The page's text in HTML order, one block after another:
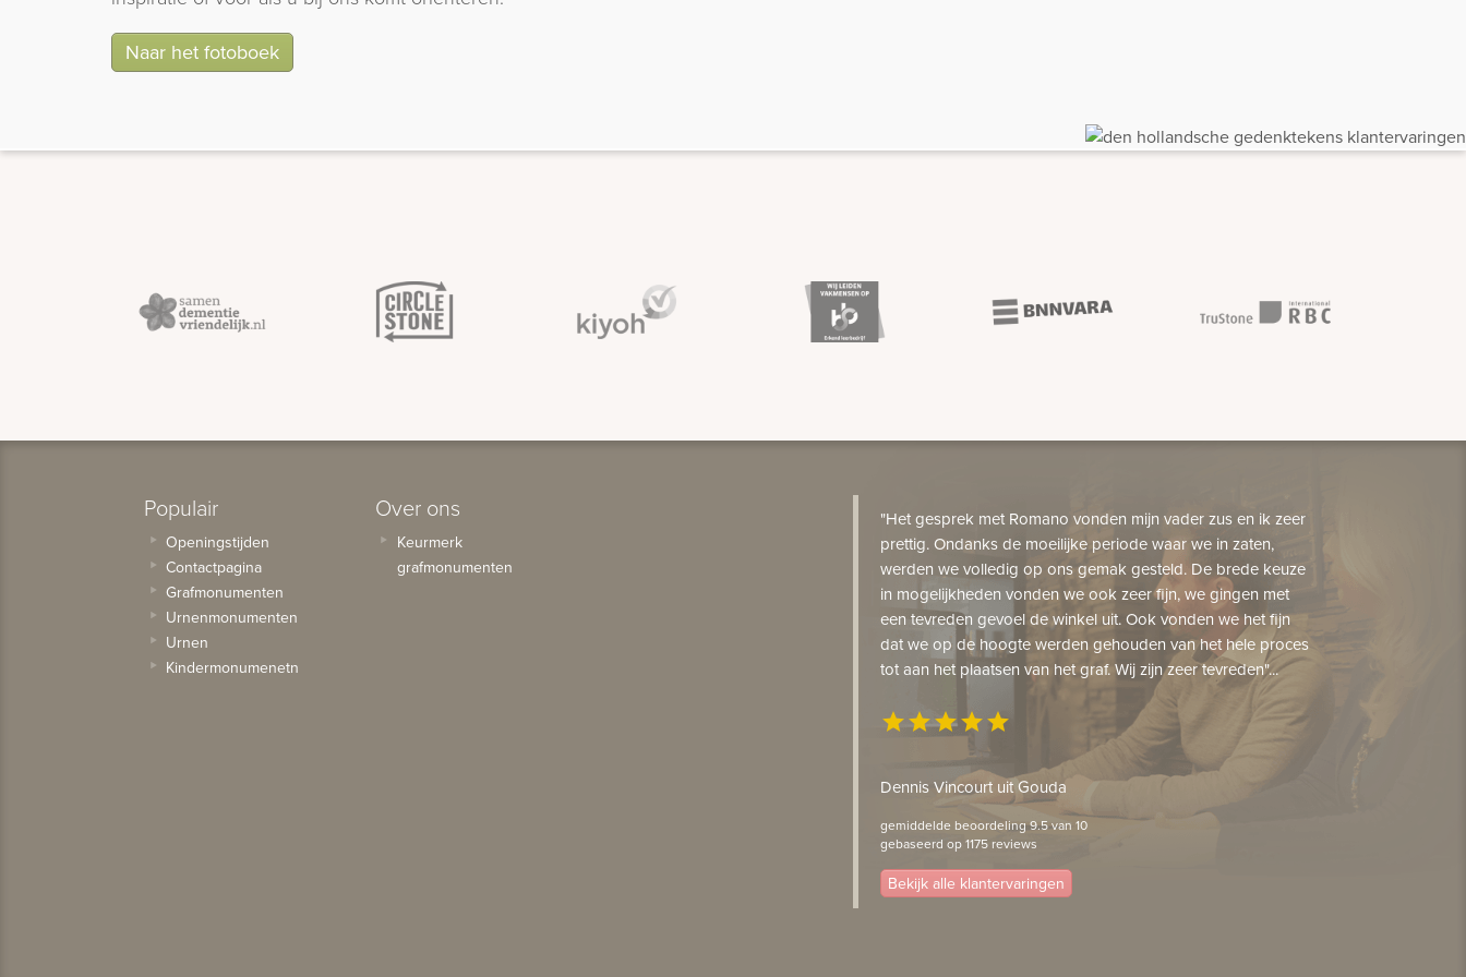
Naar het fotoboek
Populair
Openingstijden
Contactpagina
Grafmonumenten
Urnenmonumenten
Urnen
Kindermonumenetn
Over ons
Keurmerk
grafmonumenten
"Het gesprek met Romano vonden mijn vader zus en ik zeer
prettig. Ondanks de moeilijke periode waar we in zaten,
werden we volledig op ons gemak gesteld. De brede keuze
in mogelijkheden vonden we ook zeer fijn, we gingen met
een tevreden gevoel de winkel uit. Ook vonden we het fijn
dat we op de hoogte werden gehouden van het hele proces
tot aan het plaatsen van het graf. Wij zijn zeer tevreden"...
starstarstarstarstar
Dennis Vincourt uit Gouda
gemiddelde beoordeling 9.5 van 10
gebaseerd op 1175 reviews
Bekijk alle klantervaringen